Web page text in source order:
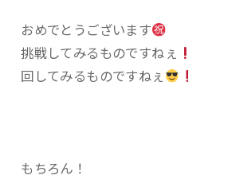
おめでとうございます
挑戦してみるものですねぇ
回してみるものですねぇ
もちろん！